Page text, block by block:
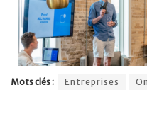
Mots clés : Entreprises